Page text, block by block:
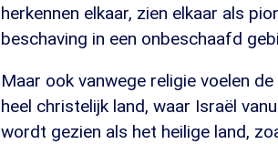
herkennen elkaar, zien elkaar als
beschaving in een onbeschaafd
Maar ook vanwege religie voelen
heel christelijk land, waar Israël
wordt gezien als het heilige land,